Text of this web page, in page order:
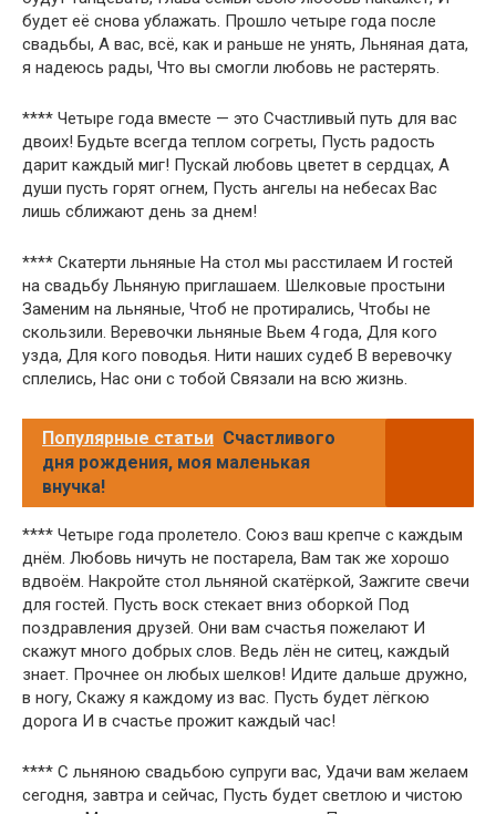
будет её снова ублажать. Прошло четыре года после
свадьбы, А вас, всё, как и раньше не унять, Льняная дата,
я надеюсь рады, Что вы смогли любовь не растерять.
**** Четыре года вместе — это Счастливый путь для вас
двоих! Будьте всегда теплом согреты, Пусть радость
дарит каждый миг! Пускай любовь цветет в сердцах, А
души пусть горят огнем, Пусть ангелы на небесах Вас
лишь сближают день за днем!
**** Скатерти льняные На стол мы расстилаем И гостей
на свадьбу Льняную приглашаем. Шелковые простыни
Заменим на льняные, Чтоб не протирались, Чтобы не
скользили. Веревочки льняные Вьем 4 года, Для кого
узда, Для кого поводья. Нити наших судеб В веревочку
сплелись, Нас они с тобой Связали на всю жизнь.
Популярные статьи Счастливого
дня рождения, моя маленькая
внучка!
**** Четыре года пролетело. Союз ваш крепче с каждым
днём. Любовь ничуть не постарела, Вам так же хорошо
вдвоём. Накройте стол льняной скатёркой, Зажгите свечи
для гостей. Пусть воск стекает вниз оборкой Под
поздравления друзей. Они вам счастья пожелают И
скажут много добрых слов. Ведь лён не ситец, каждый
знает. Прочнее он любых шелков! Идите дальше дружно,
в ногу, Скажу я каждому из вас. Пусть будет лёгкою
дорога И в счастье прожит каждый час!
**** С льняною свадьбою супруги вас, Удачи вам желаем
сегодня, завтра и сейчас, Пусть будет светлою и чистою